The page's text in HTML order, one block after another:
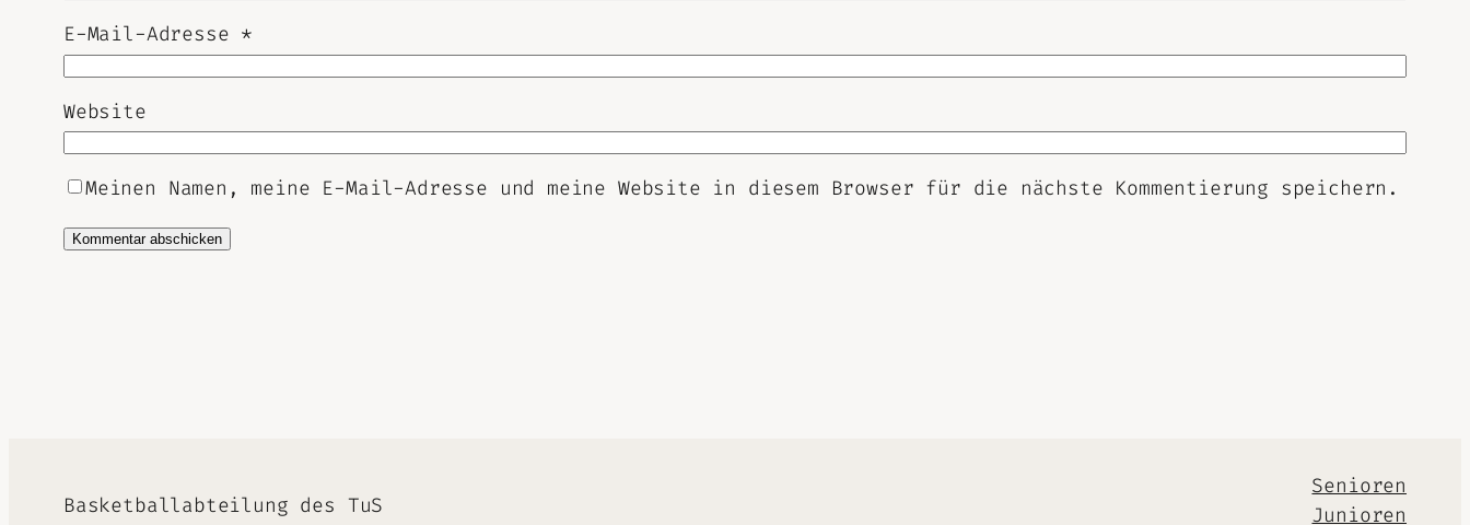
E-Mail-Adresse *
Website
Meinen Namen, meine E-Mail-Adresse und meine Website in diesem Browser für die nächste Kommentierung speichern.
Basketballabteilung des TuS
Senioren
Junioren